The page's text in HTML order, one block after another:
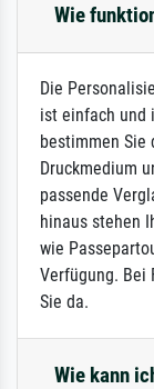
Wie
Die
ist einfach und
bestimmen Sie
Druckmedium
passende
hinaus stehen
wie
Verfügung. Bei
Sie da.
Wie kann